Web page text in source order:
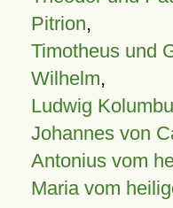
Pitrion,
Timotheus und
Wilhelm,
Ludwig
Johannes von
Antonius vom
Maria vom